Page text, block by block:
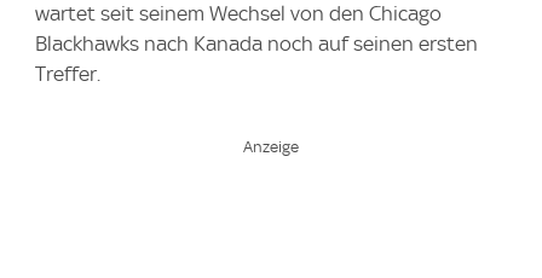
wartet seit seinem Wechsel von den Chicago
Blackhawks nach Kanada noch auf seinen ersten
Treffer.